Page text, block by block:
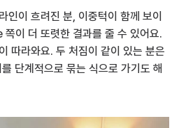
인이 흐려진 분, 이중턱이 함께 보이
이 더 또렷한 결과를 줄 수 있어요.
따라와요. 두 처짐이 같이 있는 분은
단계적으로 묶는 식으로 가기도 해